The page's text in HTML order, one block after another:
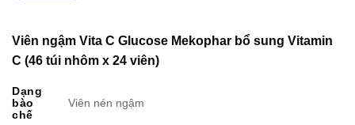
Viên ngậm Vita C Glucose Mekophar bổ sung Vitamin
C (46 túi nhôm x 24 viên)
Dạng
bào
chế
Viên nén ngậm